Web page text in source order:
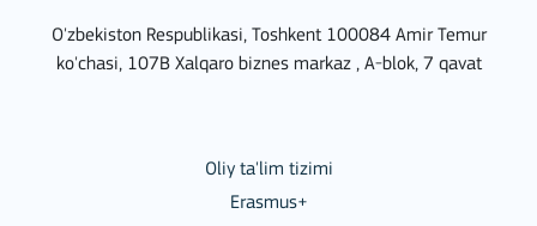
O'zbekiston Respublikasi, Toshkent 100084 Amir Temur
ko'chasi, 107B Xalqaro biznes markaz , A-blok, 7 qavat
Oliy ta'lim tizimi
Erasmus+